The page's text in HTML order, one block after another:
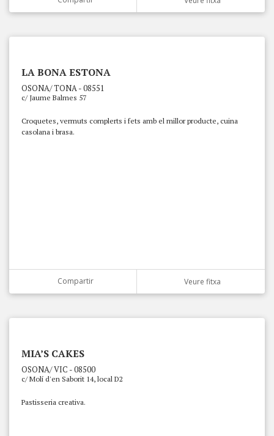
LA BONA ESTONA
OSONA/ TONA - 08551
c/ Jaume Balmes 57
Croquetes, vermuts complerts i fets amb el millor producte, cuina
casolana i brasa.
Compartir Veure fitxa
MIA’S CAKES
OSONA/ VIC - 08500
c/ Molí d'en Saborit 14, local D2
Pastisseria creativa.